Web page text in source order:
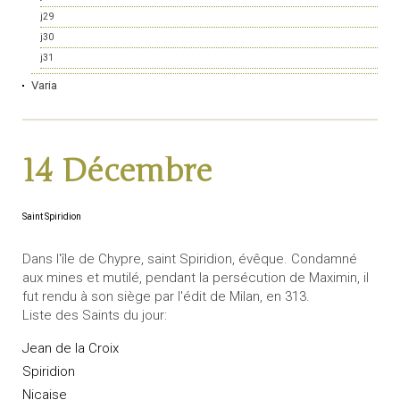
j29
j30
j31
Varia
14 Décembre
Saint Spiridion
Dans l'île de Chypre, saint Spiridion, évêque. Condamné
aux mines et mutilé, pendant la persécution de Maximin, il
fut rendu à son siège par l'édit de Milan, en 313.
Liste des Saints du jour:
Jean de la Croix
Spiridion
Nicaise